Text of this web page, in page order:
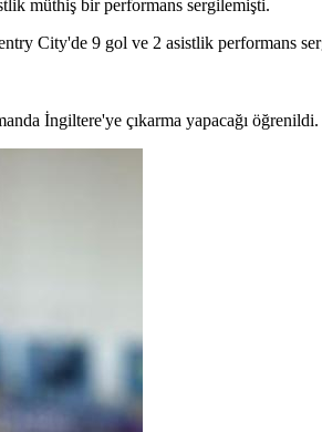
müthiş bir performans sergilemişti.
City'de 9 gol ve 2 asistlik performans
İngiltere'ye çıkarma yapacağı öğrenildi.